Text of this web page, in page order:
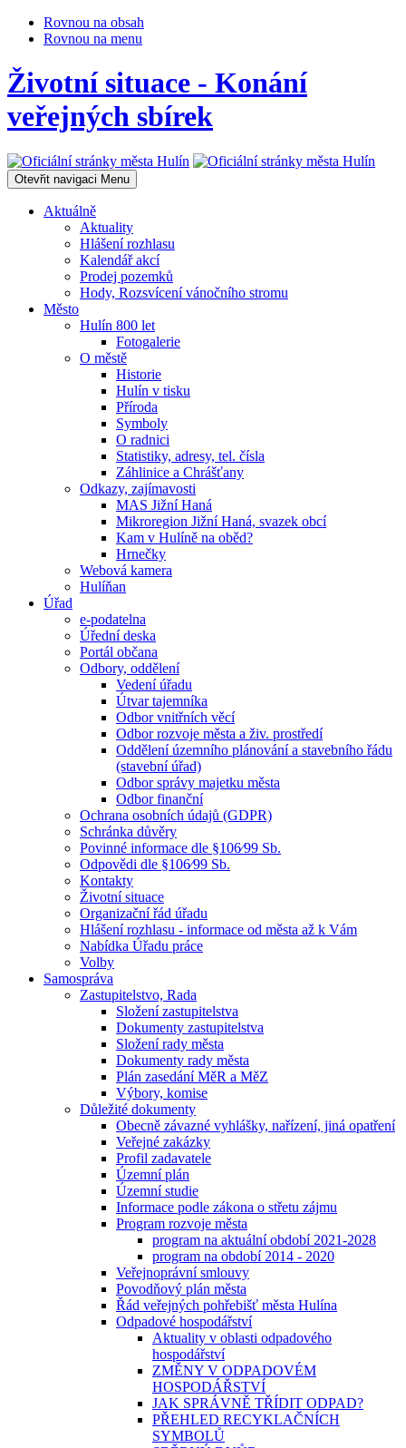
Rovnou na obsah
Rovnou na menu
Životní situace - Konání
veřejných sbírek
Otevřit navigaci Menu
Aktuálně
Aktuality
Hlášení rozhlasu
Kalendář akcí
Prodej pozemků
Hody, Rozsvícení vánočního stromu
Město
Hulín 800 let
Fotogalerie
O městě
Historie
Hulín v tisku
Příroda
Symboly
O radnici
Statistiky, adresy, tel. čísla
Záhlinice a Chrášťany
Odkazy, zajímavosti
MAS Jižní Haná
Mikroregion Jižní Haná, svazek obcí
Kam v Hulíně na oběd?
Hrnečky
Webová kamera
Hulíňan
Úřad
e-podatelna
Úřední deska
Portál občana
Odbory, oddělení
Vedení úřadu
Útvar tajemníka
Odbor vnitřních věcí
Odbor rozvoje města a živ. prostředí
Oddělení územního plánování a stavebního řádu
(stavební úřad)
Odbor správy majetku města
Odbor finanční
Ochrana osobních údajů (GDPR)
Schránka důvěry
Povinné informace dle §106⁄99 Sb.
Odpovědi dle §106⁄99 Sb.
Kontakty
Životní situace
Organizační řád úřadu
Hlášení rozhlasu - informace od města až k Vám
Nabídka Úřadu práce
Volby
Samospráva
Zastupitelstvo, Rada
Složení zastupitelstva
Dokumenty zastupitelstva
Složení rady města
Dokumenty rady města
Plán zasedání MěR a MěZ
Výbory, komise
Důležité dokumenty
Obecně závazné vyhlášky, nařízení, jiná opatření
Veřejné zakázky
Profil zadavatele
Územní plán
Územní studie
Informace podle zákona o střetu zájmu
Program rozvoje města
program na aktuální období 2021-2028
program na období 2014 - 2020
Veřejnoprávní smlouvy
Povodňový plán města
Řád veřejných pohřebišť města Hulína
Odpadové hospodářství
Aktuality v oblasti odpadového
hospodářství
ZMĚNY V ODPADOVÉM
HOSPODÁŘSTVÍ
JAK SPRÁVNĚ TŘÍDIT ODPAD?
PŘEHLED RECYKLAČNÍCH
SYMBOLŮ